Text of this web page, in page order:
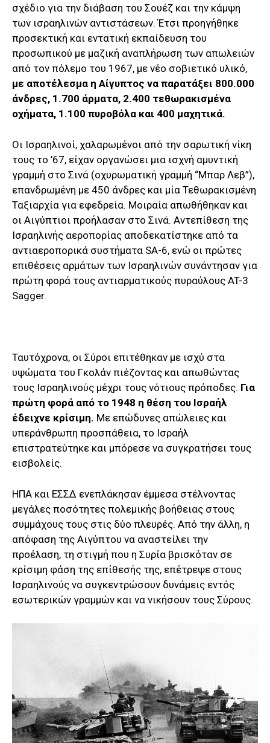
σχέδιο για την διάβαση του Σουέζ και την κάμψη
των ισραηλινών αντιστάσεων. Έτσι προηγήθηκε
προσεκτική και εντατική εκπαίδευση του
προσωπικού με μαζική αναπλήρωση των απωλειών
από τον πόλεμο του 1967, με νέο σοβιετικό υλικό,
με αποτέλεσμα η Αίγυπτος να παρατάξει 800.000
άνδρες, 1.700 άρματα, 2.400 τεθωρακισμένα
οχήματα, 1.100 πυροβόλα και 400 μαχητικά.
Οι Ισραηλινοί, χαλαρωμένοι από την σαρωτική νίκη
τους το ’67, είχαν οργανώσει μια ισχνή αμυντική
γραμμή στο Σινά (οχυρωματική γραμμή “Μπαρ Λεβ”),
επανδρωμένη με 450 άνδρες και μία Τεθωρακισμένη
Ταξιαρχία για εφεδρεία. Μοιραία απωθήθηκαν και
οι Αιγύπτιοι προήλασαν στο Σινά. Αντεπίθεση της
Ισραηλινής αεροπορίας αποδεκατίστηκε από τα
αντιαεροπορικά συστήματα SA-6, ενώ οι πρώτες
επιθέσεις αρμάτων των Ισραηλινών συνάντησαν για
πρώτη φορά τους αντιαρματικούς πυραύλους AT-3
Sagger.
Ταυτόχρονα, οι Σύροι επιτέθηκαν με ισχύ στα
υψώματα του Γκολάν πιέζοντας και απωθώντας
τους Ισραηλινούς μέχρι τους νότιους πρόποδες. Για
πρώτη φορά από το 1948 η θέση του Ισραήλ
έδειχνε κρίσιμη. Με επώδυνες απώλειες και
υπεράνθρωπη προσπάθεια, το Ισραήλ
επιστρατεύτηκε και μπόρεσε να συγκρατήσει τους
εισβολείς.
ΗΠΑ και ΕΣΣΔ ενεπλάκησαν έμμεσα στέλνοντας
μεγάλες ποσότητες πολεμικής βοήθειας στους
συμμάχους τους στις δύο πλευρές. Από την άλλη, η
απόφαση της Αιγύπτου να αναστείλει την
προέλαση, τη στιγμή που η Συρία βρισκόταν σε
κρίσιμη φάση της επίθεσής της, επέτρεψε στους
Ισραηλινούς να συγκεντρώσουν δυνάμεις εντός
εσωτερικών γραμμών και να νικήσουν τους Σύρους.